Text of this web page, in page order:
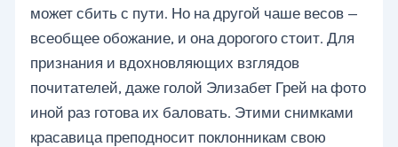
может сбить с пути. Но на другой чаше весов —
всеобщее обожание, и она дорогого стоит. Для
признания и вдохновляющих взглядов
почитателей, даже голой Элизабет Грей на фото
иной раз готова их баловать. Этими снимками
красавица преподносит поклонникам свою